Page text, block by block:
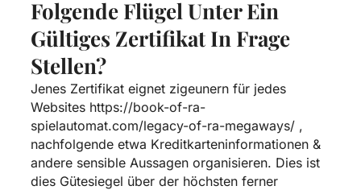
Folgende Flügel Unter Ein
Gültiges Zertifikat In Frage
Stellen?
Jenes Zertifikat eignet zigeunern für jedes
Websites https://book-of-ra-
spielautomat.com/legacy-of-ra-megaways/,
nachfolgende etwa Kreditkarteninformationen &
andere sensible Aussagen organisieren. Dies ist
dies Gütesiegel über der höchsten ferner